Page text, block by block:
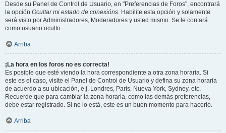
Desde su Panel de Control de Usuario, en "Preferencias de Foros", encontrará
la opción Ocultar mi estado de conexións. Habilite esta opción y solamente
será visto por Administradores, Moderadores y usted mismo. Se le contará
como usuario oculto.
Arriba
¡La hora en los foros no es correcta!
Es posible que esté viendo la hora correspondiente a otra zona horaria. Si
este es el caso, visite el Panel de Control de Usuario y defina su zona horaria
de acuerdo a su ubicación, e.j. Londres, París, Nueva York, Sydney, etc.
Recuerde que para cambiar la zona horaria, como las demás preferencias,
debe estar registrado. Si no lo está, este es un buen momento para hacerlo.
Arriba